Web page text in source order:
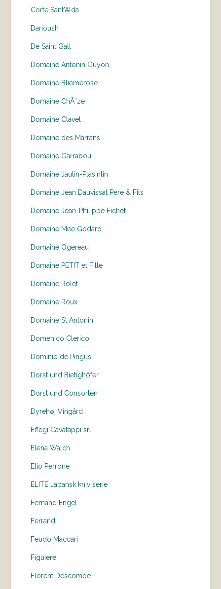
Corte Sant'Alda
Darioush
De Saint Gall
Domaine Antonin Guyon
Domaine Bliemerose
Domaine ChÃ¨ze
Domaine Clavel
Domaine des Marrans
Domaine Garrabou
Domaine Jaulin-Plasintin
Domaine Jean Dauvissat Pere & Fils
Domaine Jean-Philippe Fichet
Domaine Mee Godard
Domaine Ogereau
Domaine PETIT et Fille
Domaine Rolet
Domaine Roux
Domaine St Antonin
Domenico Clerico
Dominio de Pingus
Dorst und Bietighöfer
Dorst und Consorten
Dyrehøj Vingård
Effegi Cavatappi srl
Elena Walch
Elio Perrone
ELITE Japansk kniv serie
Fernand Engel
Ferrand
Feudo Maccari
Figuiere
Florent Descombe